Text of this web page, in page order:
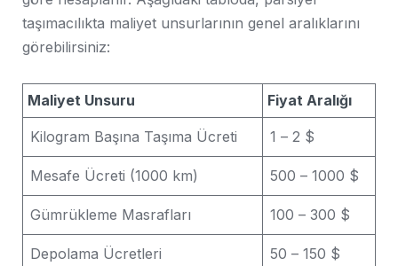
taşımacılıkta maliyet unsurlarının genel aralıklarını
görebilirsiniz:
Maliyet Unsuru Fiyat Aralığı
Kilogram Başına Taşıma Ücreti 1 – 2 $
Mesafe Ücreti (1000 km) 500 – 1000 $
Gümrükleme Masrafları 100 – 300 $
Depolama Ücretleri 50 – 150 $